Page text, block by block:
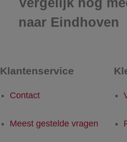
Vergelijk nog
naar Eindhoven
Klantenservice
Contact
Meest gestelde vragen